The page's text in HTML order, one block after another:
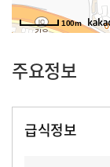
100m
주요정보
급식정보